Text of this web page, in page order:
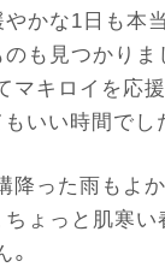
やかな1日も本
のも見つかりま
マキロイを応
いい時間でし
降った雨もよか
ちょっと肌寒